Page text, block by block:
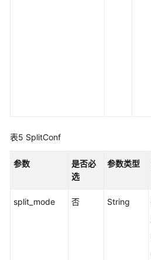
表5 SplitConf
参数
是否必
选
参数类型
split_mode 否 String